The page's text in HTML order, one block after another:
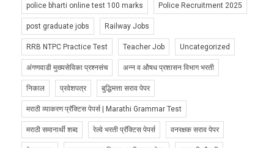
police bharti online test 100 marks Police Recruitment 2025
post graduate jobs Railway Jobs
RRB NTPC Practice Test Teacher Job Uncategorized
अंगणवाडी मुख्यसेविका प्रश्नसंच अन्न व औषध प्रशासन विभाग भरती
निकाल प्रवेशपत्र बुद्धिमत्ता सराव पेपर
मराठी व्याकरण प्रॅक्टिस पेपर्स | Marathi Grammar Test
मराठी समानार्थी शब्द रेल्वे भरती प्रॅक्टिस पेपर्स वनरक्षक सराव पेपर